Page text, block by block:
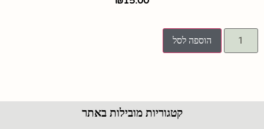
הוספה לסל
קטגוריות מובילות באתר